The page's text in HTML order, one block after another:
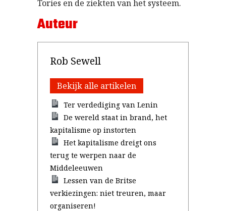
Tories en de ziekten van het systeem.
Auteur
Rob Sewell
Bekijk alle artikelen
Ter verdediging van Lenin
De wereld staat in brand, het
kapitalisme op instorten
Het kapitalisme dreigt ons
terug te werpen naar de
Middeleeuwen
Lessen van de Britse
verkiezingen: niet treuren, maar
organiseren!